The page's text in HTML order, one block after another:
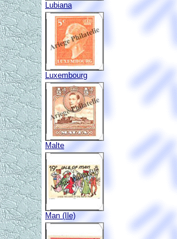
Lubiana
Luxembourg
Malte
Man (Ile)